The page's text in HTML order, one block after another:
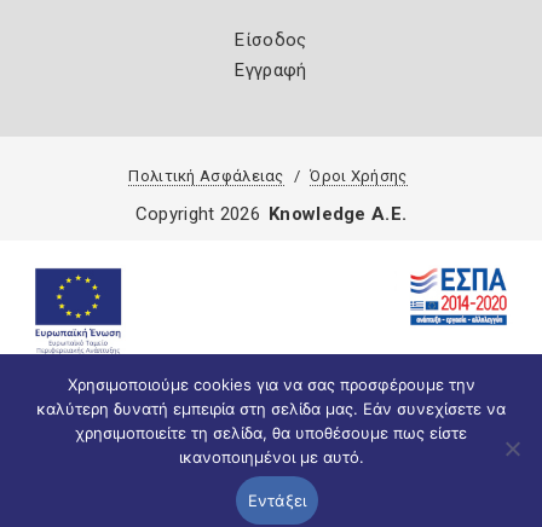
Είσοδος
Εγγραφή
Πολιτική Ασφάλειας Όροι Χρήσης
Χρησιμοποιούμε cookies για να σας προσφέρουμε την
καλύτερη δυνατή εμπειρία στη σελίδα μας. Εάν συνεχίσετε να
χρησιμοποιείτε τη σελίδα, θα υποθέσουμε πως είστε
ικανοποιημένοι με αυτό.
Εντάξει
Copyright 2026 Knowledge A.E.